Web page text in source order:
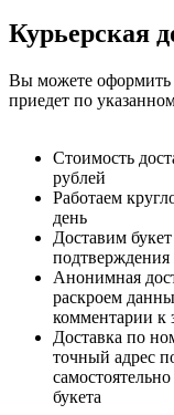
Курьерская
Вы можете оформить
приедет по
Стоимость
рублей
Работаем
день
Доставим
подтверждения
Анонимная
раскроем
комментарии к
Доставка по
точный адрес
букета